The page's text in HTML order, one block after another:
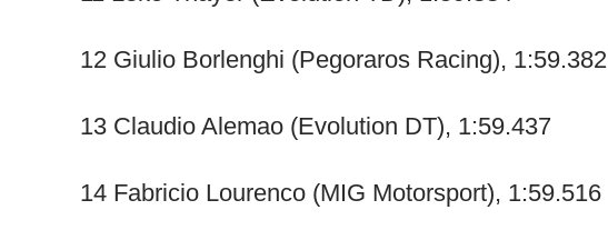
12 Giulio Borlenghi (Pegoraros Racing), 1:59.382
13 Claudio Alemao (Evolution DT), 1:59.437
14 Fabricio Lourenco (MIG Motorsport), 1:59.516